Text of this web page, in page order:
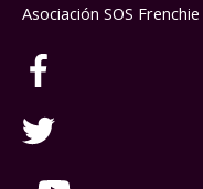
Asociación SOS Frenchie